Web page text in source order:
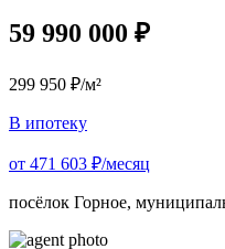
59 990 000 ₽
299 950 ₽/м²
В ипотеку
от 471 603 ₽/месяц
посёлок Горное,